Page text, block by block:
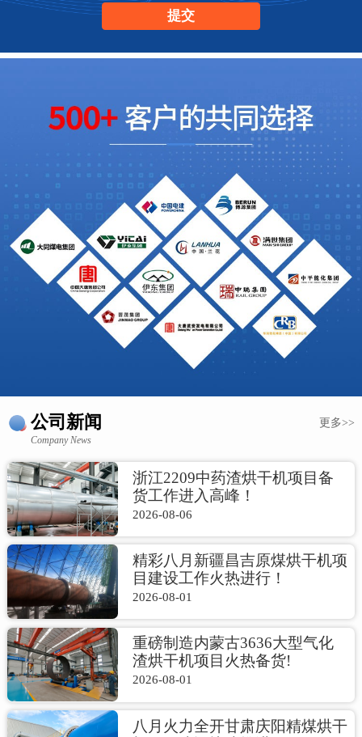
公司新闻 更多>>
Company News
浙江2209中药渣烘干机项目备
货工作进入高峰！
2026-08-06
精彩八月新疆昌吉原煤烘干机项
目建设工作火热进行！
2026-08-01
重磅制造内蒙古3636大型气化
渣烘干机项目火热备货!
2026-08-01
八月火力全开甘肃庆阳精煤烘干